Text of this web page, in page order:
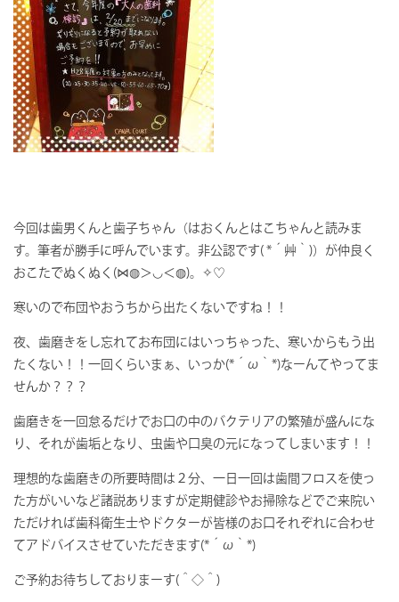
今回は歯男くんと歯子ちゃん（はおくんとはこちゃんと読みま
す。筆者が勝手に呼んでいます。非公認です( *´艸｀)）が仲良く
おこたでぬくぬく(⋈◍＞◡＜◍)。✧♡
寒いので布団やおうちから出たくないですね！！
夜、歯磨きをし忘れてお布団にはいっちゃった、寒いからもう出
たくない！！一回くらいまぁ、いっか(*´ω｀*)なーんてやってま
せんか？？？
歯磨きを一回怠るだけでお口の中のバクテリアの繁殖が盛んにな
り、それが歯垢となり、虫歯や口臭の元になってしまいます！！
理想的な歯磨きの所要時間は２分、一日一回は歯間フロスを使っ
た方がいいなど諸説ありますが定期健診やお掃除などでご来院い
ただければ歯科衛生士やドクターが皆様のお口それぞれに合わせ
てアドバイスさせていただきます(*´ω｀*)
ご予約お待ちしておりまーす(＾◇＾)